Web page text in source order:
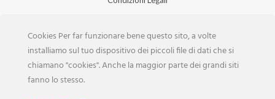
Iscrizione Aziende
Scarica la Rivista
Cookies Per far funzionare bene questo sito, a volte
installiamo sul tuo dispositivo dei piccoli file di dati che si
chiamano "cookies". Anche la maggior parte dei grandi siti
fanno lo stesso.